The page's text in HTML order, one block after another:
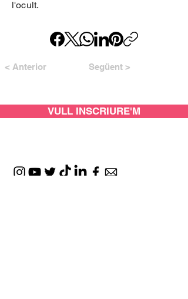
l'ocult.
< Anterior Següent >
VULL INSCRIURE'M